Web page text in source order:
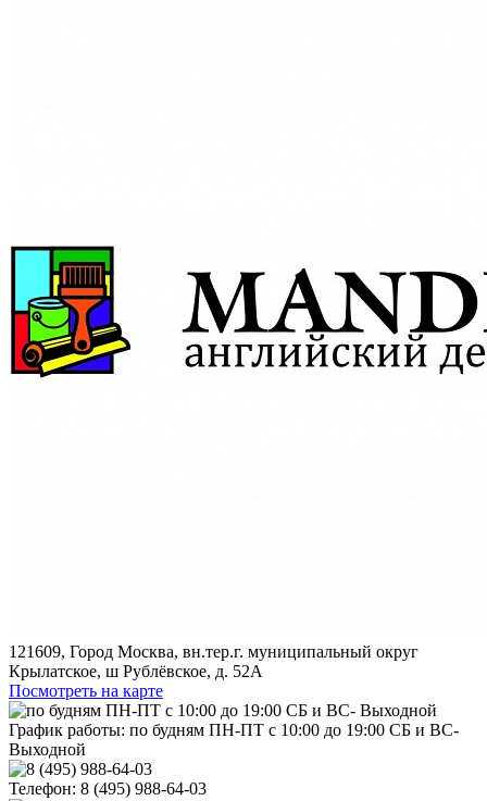
121609, Город Москва, вн.тер.г. муниципальный округ
Крылатское, ш Рублёвское, д. 52А
Посмотреть на карте
График работы: по будням ПН-ПТ с 10:00 до 19:00 СБ и ВС-
Выходной
Телефон: 8 (495) 988-64-03